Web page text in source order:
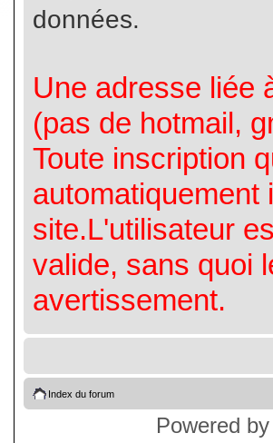
données.
Une adresse liée
(pas de hotmail,
Toute inscription
automatiquement
site.L'utilisateur
valide, sans quoi
avertissement.
Index du forum
Powered by